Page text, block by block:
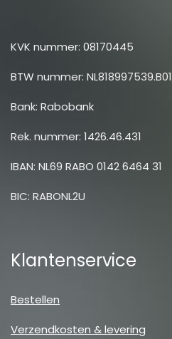
KVK nummer: 08170445
BTW nummer: NL818997539.B01
Bank: Rabobank
Rek. nummer: 1426.46.431
IBAN: NL69 RABO 0142 6464 31
BIC: RABONL2U
Klantenservice
Bestellen
Verzendkosten & levering